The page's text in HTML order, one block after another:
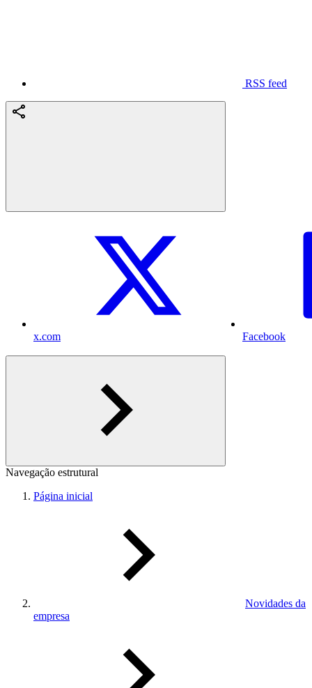
RSS feed
x.com Facebook
Navegação estrutural
Página inicial
Novidades da
empresa